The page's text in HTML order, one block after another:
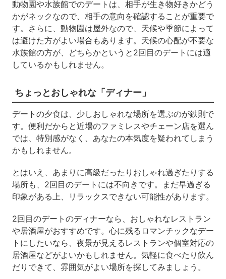
動物園や水族館でのデートは、相手が生き物好きかどう
かがネックなので、相手の意向を確認することが重要で
す。さらに、動物園は屋外なので、天候や季節によって
は避けた方がよい場合もあります。天候の心配が不要な
水族館の方が、どちらかというと2回目のデートには適
しているかもしれません。
ちょっとおしゃれな「ディナー」
デートの夕食は、少しおしゃれな場所を選ぶのが鉄則で
す。便利だからと近場のファミレスやチェーン店を選ん
では、特別感がなく、あなたの本気度を疑われてしまう
かもしれません。
とはいえ、あまりに高級だったりおしゃれ過ぎたりする
場所も、2回目のデートには不向きです。まだ早過ぎる
印象がある上、リラックスできない可能性があります。
2回目のデートのディナーなら、おしゃれなレストラン
や居酒屋がおすすめです。心に残るロマンチックなデー
トにしたいなら、夜景が見えるレストランや個室対応の
居酒屋などがよいかもしれません。気軽に食べたり飲ん
だりできて、雰囲気がよい場所を探してみましょう。